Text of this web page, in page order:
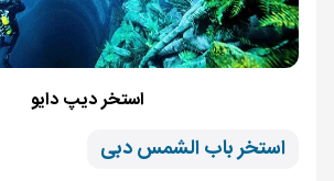
استخر دیپ دایو
استخر باب الشمس دبی